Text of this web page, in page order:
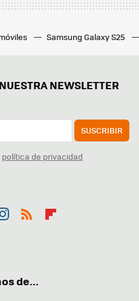
Samsung Galaxy S25
NEWSLETTER
SUSCRIBIR
política de privacidad
de...